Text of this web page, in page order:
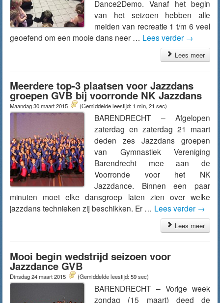
Dance2Demo. Vanaf het begin
van het seizoen hebben alle
meiden van recreatie 1 t/m 6 veel
geoefend om een mooie dans neer … Lees verder →
Lees meer
Meerdere top-3 plaatsen voor Jazzdans
groepen GVB bij voorronde NK Jazzdans
Maandag 30 maart 2015 (Gemiddelde leestijd: 1 min, 21 sec)
BARENDRECHT – Afgelopen
zaterdag en zaterdag 21 maart
deden zes Jazzdans groepen
van Gymnastiek Vereniging
Barendrecht mee aan de
Voorronde voor het NK
Jazzdance. Binnen een paar
minuten moet elke dansgroep laten zien over welke
jazzdans technieken zij beschikken. Er … Lees verder →
Lees meer
Mooi begin wedstrijd seizoen voor
Jazzdance GVB
Dinsdag 24 maart 2015 (Gemiddelde leestijd: 59 sec)
BARENDRECHT – Vorige week
zondag (15 maart) deed de